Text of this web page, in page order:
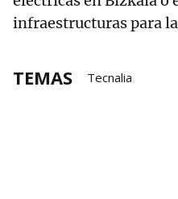
infraestructuras para
TEMAS Tecnalia